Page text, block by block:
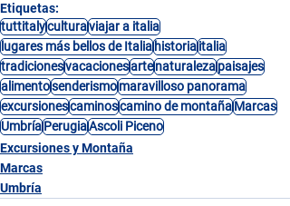
Etiquetas:
tuttitalyculturaviajar a italia
lugares más bellos de Italiahistoriaitalia
tradicionesvacacionesartenaturalezapaisajes
alimentosenderismomaravilloso panorama
excursionescaminoscamino de montañaMarcas
UmbríaPerugiaAscoli Piceno
Excursiones y Montaña
Marcas
Umbría